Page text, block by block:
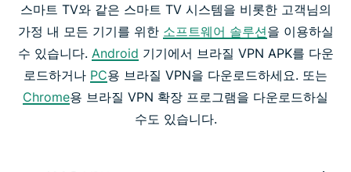
스마트 TV와 같은 스마트 TV 시스템을 비롯한 고객님의
가정 내 모든 기기를 위한 소프트웨어 솔루션을 이용하실
수 있습니다. Android 기기에서 브라질 VPN APK를 다운
로드하거나 PC용 브라질 VPN을 다운로드하세요. 또는
Chrome용 브라질 VPN 확장 프로그램을 다운로드하실
수도 있습니다.